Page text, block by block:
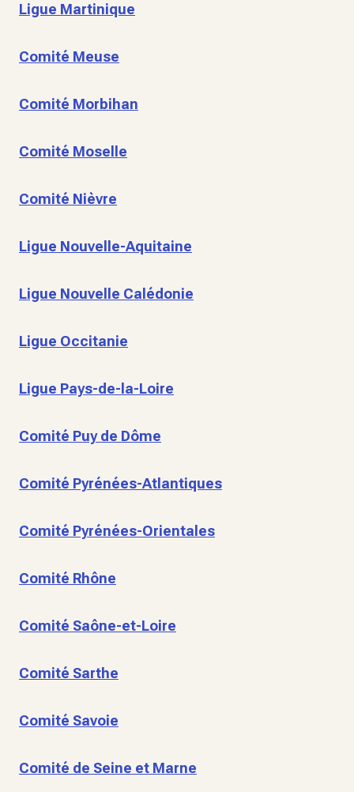
Ligue Martinique
Comité Meuse
Comité Morbihan
Comité Moselle
Comité Nièvre
Ligue Nouvelle-Aquitaine
Ligue Nouvelle Calédonie
Ligue Occitanie
Ligue Pays-de-la-Loire
Comité Puy de Dôme
Comité Pyrénées-Atlantiques
Comité Pyrénées-Orientales
Comité Rhône
Comité Saône-et-Loire
Comité Sarthe
Comité Savoie
Comité de Seine et Marne